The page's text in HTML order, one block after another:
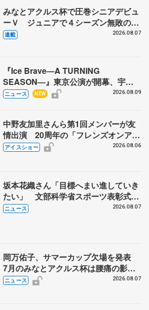
みなとアクルス杯で圧巻シニアデビュ
ーＶ ジュニアで４シーズン無敗の島
田麻央
連載 2026.08.07
『Ice Brave―A TURNING
SEASON―』東京公演が開幕、宇野
昌磨の『Ice Brave』にかける思いを
ニュース NEW 2026.08.09
中野友加里さんら第1回メンバーが友
情出演 20周年の「フレンズオンアイ
ス」 宮本賢二さん、有川梨絵さん、
アイスショー 2026.08.06
坂本花織さん「目標へまい進していき
たい」 文部科学省スポーツ表彰式で
代表謝辞
ニュース 2026.08.07
岡万佑子、サマーカップ欠場を発表
7月のみなとアクルス杯は腰痛の影響
で
ニュース 2026.08.07